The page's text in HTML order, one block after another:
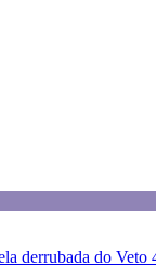
derrubada do Veto